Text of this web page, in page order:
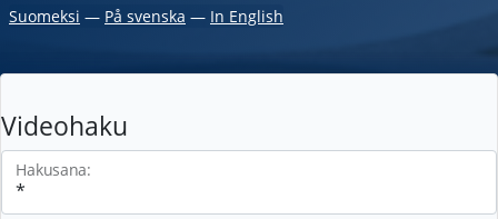
Suomeksi ― På svenska ― In English
Videohaku
Hakusana: